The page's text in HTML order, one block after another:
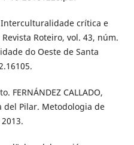
Interculturalidade crítica e
Roteiro, vol. 43, núm.
do Oeste de Santa
FERNÁNDEZ CALLADO,
del Pilar. Metodologia de